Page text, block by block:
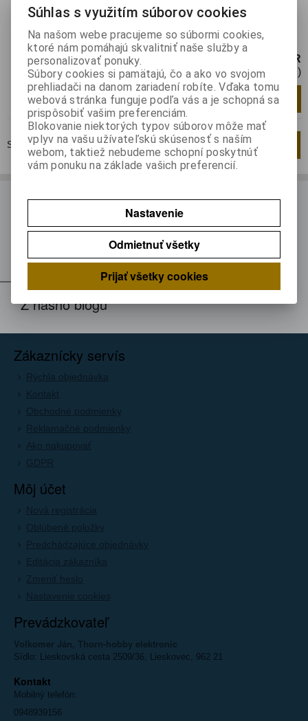
Tester LED diód 80x60x22mm Možnosť
prúdových výstupoch: 2mA, 5mA, 10m...
5,50 EUR
4,58 EUR (Cena bez DPH)
ks Pridať do košíka
Strana1z 1Celkom1záznamov
ODBER NOVINIEK
Prihláste sa k odberu noviniek
Z nášho blogu
Zákaznícky servís
Rýchla objednávka
Kontakt
Obchodné podmienky
Reklamačné podmienky
Ako nakupovať
GDPR
Môj účet
Nová registrácia
Oblúbené položky
Predchádzajúce objednávky
Editácia zákazníka
Zmeniť heslo
Nastavenie cookies
Prevádzkovateľ
Volkomer Ján, Thorn-hobby elektronic
Sídlo: Lieskovská cesta 2509/36, Lieskovec, 962 21
Kontakt
Mobilný telefón:
0948939156
Súhlas s využitím súborov cookies
Na našom webe pracujeme so súbormi cookies,
ktoré nám pomáhajú skvalitniť naše služby a
personalizovať ponuky.
Súbory cookies si pamätajú, čo a ako vo svojom
prehliadači na danom zariadení robíte. Vďaka tomu
webová stránka funguje podľa vás a je schopná sa
prispôsobiť vašim preferenciám.
Blokovanie niektorých typov súborov môže mať
vplyv na vašu užívateľskú skúsenosť s naším
webom, taktiež nebudeme schopní poskytnúť
vám ponuku na základe vašich preferencií.
Nastavenie
Odmietnuť všetky
Prijať všetky cookies